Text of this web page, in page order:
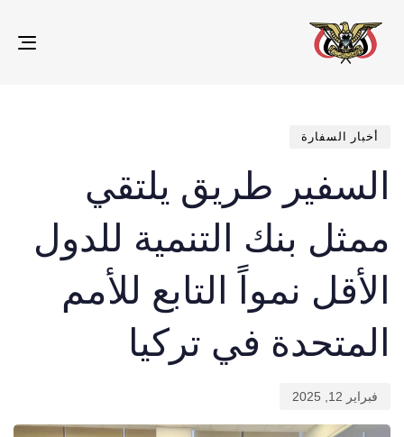
أخبار السفارة
السفير طريق يلتقي
ممثل بنك التنمية للدول
الأقل نمواً التابع للأمم
المتحدة في تركيا
فبراير 12, 2025